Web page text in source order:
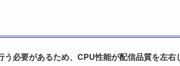
必要があるため、CPU性能が配信品質を左右